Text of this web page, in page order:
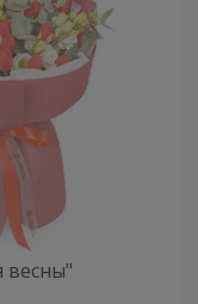
весны"